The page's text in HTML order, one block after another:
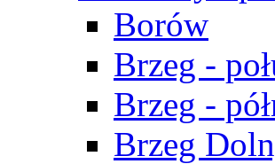
Borów
Brzeg -
Brzeg -
Brzeg